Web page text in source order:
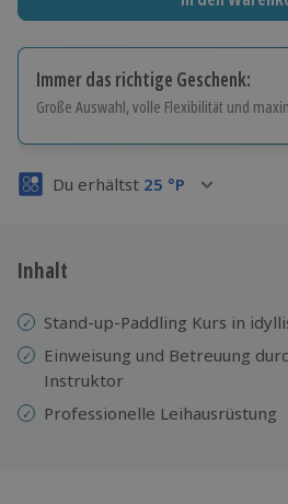
Immer das richtige Geschenk:
Große Auswahl, volle Flexibilität und
Volle Flexibilität
3 Jahre gültig & verlängerbar.
Du erhältst 25 °P
Inhalt
Stand-up-Paddling Kurs in
Einweisung und Betreuung
Instruktor
Professionelle Leihausrüstung